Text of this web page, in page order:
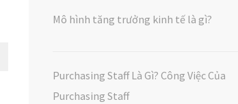
Mô hình tăng trưởng kinh tế là gì?
Purchasing Staff Là Gì? Công Việc Của
Purchasing Staff